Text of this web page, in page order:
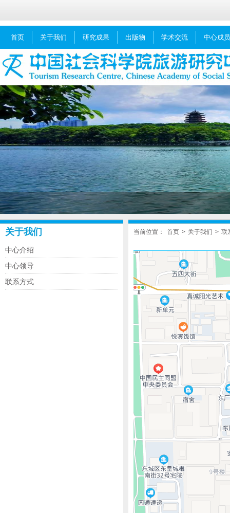
首页 关于我们 研究成果 出版物 学术交流 中心成员
关于我们
中心介绍
中心领导
联系方式
当前位置： 首页 > 关于我们 > 联